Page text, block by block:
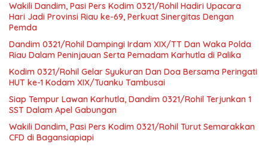
Wakili Dandim, Pasi Pers Kodim 0321/Rohil Hadiri Upacara
Hari Jadi Provinsi Riau ke-69, Perkuat Sinergitas Dengan
Pemda
Dandim 0321/Rohil Dampingi Irdam XIX/TT Dan Waka Polda
Riau Dalam Peninjauan Serta Pemadam Karhutla di Palika
Kodim 0321/Rohil Gelar Syukuran Dan Doa Bersama Peringati
HUT ke-1 Kodam XIX/Tuanku Tambusai
Siap Tempur Lawan Karhutla, Dandim 0321/Rohil Terjunkan 1
SST Dalam Apel Gabungan
Wakili Dandim, Pasi Pers Kodim 0321/Rohil Turut Semarakkan
CFD di Bagansiapiapi